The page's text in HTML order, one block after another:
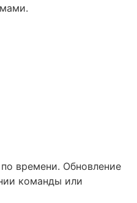
времени. Обновление
команды или